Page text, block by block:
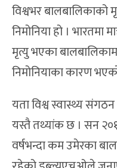
विश्वभर
निमोनिया हो । भारतमा
मृत्यु भएका
निमोनियाका कारण
यता विश्व स्वास्थ्य
यस्तै तथ्यांक छ । सन
वर्षभन्दा कम उमेरका